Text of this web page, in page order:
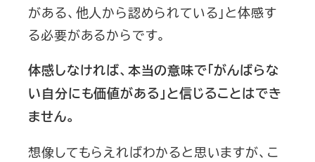
がある、他人から認められている」と体感す
る必要があるからです。
体感しなければ、本当の意味で「がんばらな
い自分にも価値がある」と信じることはでき
ません。
想像してもらえればわかると思いますが、こ